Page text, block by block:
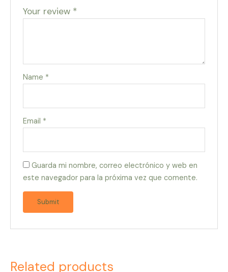
Your review *
Name *
Email *
Guarda mi nombre, correo electrónico y web en
este navegador para la próxima vez que comente.
Related products